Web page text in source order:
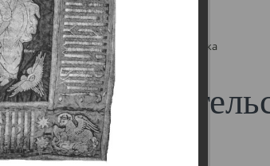
Свято-Троицкий собор Архангельска